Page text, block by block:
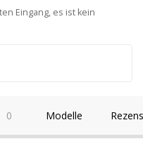
Eingang, es ist kein
0 Modelle